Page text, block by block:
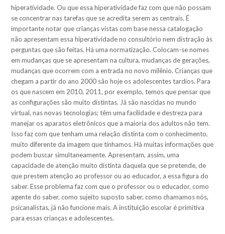
hiperatividade. Ou que essa hiperatividade faz com que não possam
se concentrar nas tarefas que se acredita serem as centrais. É
importante notar que crianças vistas com base nessa catalogação
não apresentam essa hiperatividade no consultório nem distração às
perguntas que são feitas. Há uma normatização. Colocam-se nomes
em mudanças que se apresentam na cultura, mudanças de gerações,
mudanças que ocorrem com a entrada no novo milênio. Crianças que
chegam a partir do ano 2000 são hoje os adolescentes tardios. Para
os que nascem em 2010, 2011, por exemplo, temos que pensar que
as configurações são muito distintas. Já são nascidas no mundo
virtual, nas novas tecnologias; têm uma facilidade e destreza para
manejar os aparatos eletrônicos que a maioria dos adultos não tem.
Isso faz com que tenham uma relação distinta com o conhecimento,
muito diferente da imagem que tínhamos. Há muitas informações que
podem buscar simultaneamente. Apresentam, assim, uma
capacidade de atenção muito distinta daquela que se pretende, de
que prestem atenção ao professor ou ao educador, a essa figura do
saber. Esse problema faz com que o professor ou o educador, como
agente do saber, como sujeito suposto saber, como chamamos nós,
psicanalistas, já não funcione mais. A instituição escolar é primitiva
para essas crianças e adolescentes.